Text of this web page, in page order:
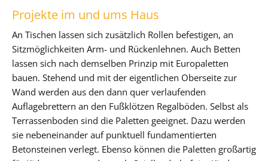
Projekte im und ums Haus
An Tischen lassen sich zusätzlich Rollen befestigen, an
Sitzmöglichkeiten Arm- und Rückenlehnen. Auch Betten
lassen sich nach demselben Prinzip mit Europaletten
bauen. Stehend und mit der eigentlichen Oberseite zur
Wand werden aus den dann quer verlaufenden
Auflagebrettern an den Fußklötzen Regalböden. Selbst als
Terrassenboden sind die Paletten geeignet. Dazu werden
sie nebeneinander auf punktuell fundamentierten
Betonsteinen verlegt. Ebenso können die Paletten großartig